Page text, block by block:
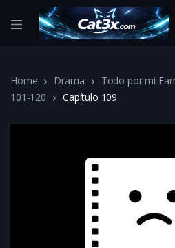
Home Drama
Todo por mi
101-120
Capítulo 109